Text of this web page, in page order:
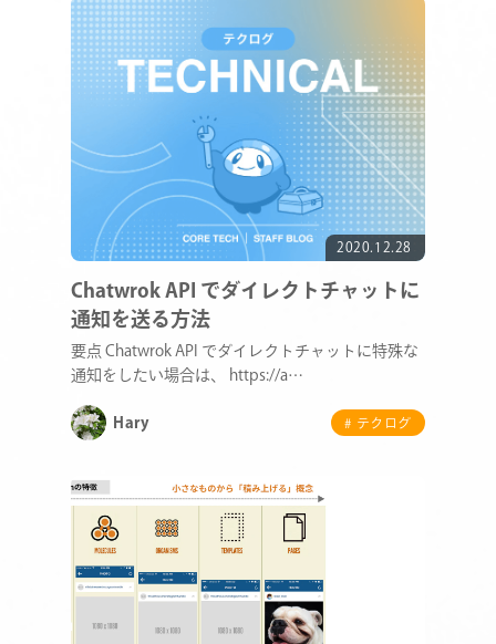
2020.12.28
Chatwrok API でダイレクトチャットに
通知を送る方法
要点 Chatwrok API でダイレクトチャットに特殊な
通知をしたい場合は、 https://a…
Hary # テクログ